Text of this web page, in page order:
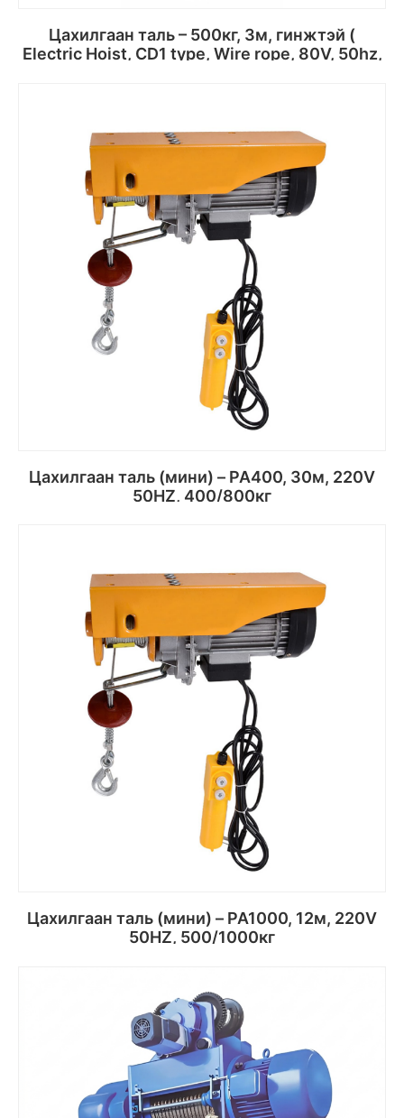
Цахилгаан таль – 500кг, 3м, гинжтэй (
Electric Hoist, CD1 type, Wire rope, 80V, 50hz,
Цахилгаан таль (мини) – PA400, 30м, 220V
50HZ, 400/800кг
Сагсанд хийх
Цахилгаан таль (мини) – PA1000, 12м, 220V
50HZ, 500/1000кг
Сагсанд хийх